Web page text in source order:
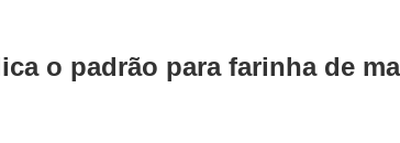
o padrão para farinha de